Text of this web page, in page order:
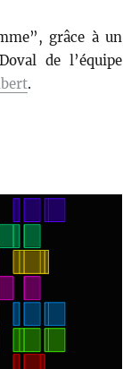
grâce à un
de l’équipe
.